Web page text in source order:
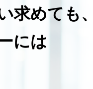
求めても、
には